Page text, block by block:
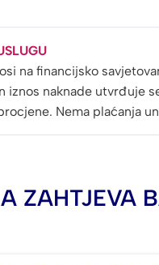
na financijsko
iznos naknade utvrđuje
Nema plaćanja
ZAHTJEVA